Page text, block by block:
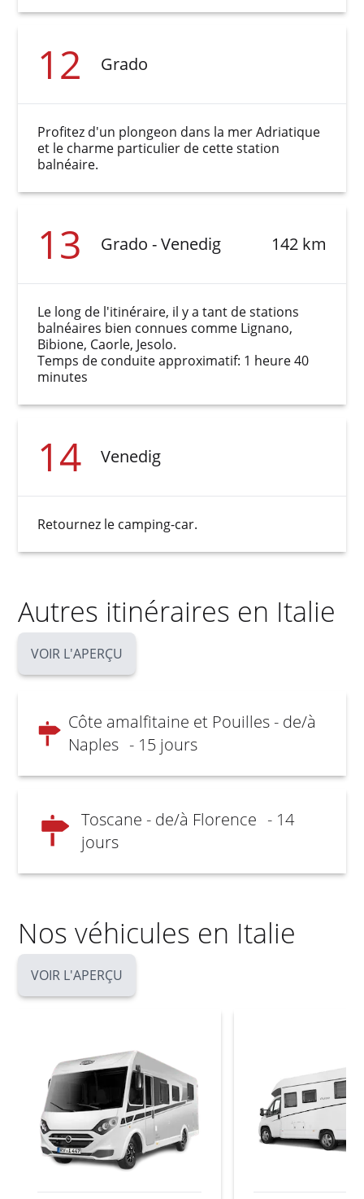
12 Grado
Profitez d'un plongeon dans la mer Adriatique
et le charme particulier de cette station
balnéaire.
13 Grado - Venedig 142 km
Le long de l'itinéraire, il y a tant de stations
balnéaires bien connues comme Lignano,
Bibione, Caorle, Jesolo.
Temps de conduite approximatif: 1 heure 40
minutes
14 Venedig
Retournez le camping-car.
Autres itinéraires en Italie
VOIR L'APERÇU
Côte amalfitaine et Pouilles - de/à
Naples - 15 jours
Toscane - de/à Florence - 14
jours
Nos véhicules en Italie
VOIR L'APERÇU